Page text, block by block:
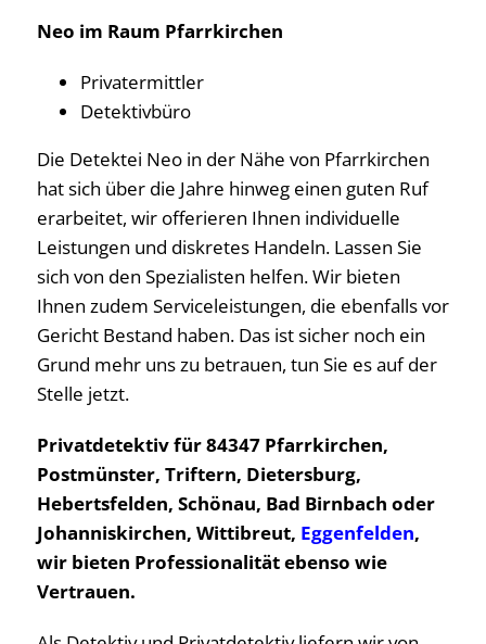
Neo im Raum Pfarrkirchen
Privatermittler
Detektivbüro
Die Detektei Neo in der Nähe von Pfarrkirchen
hat sich über die Jahre hinweg einen guten Ruf
erarbeitet, wir offerieren Ihnen individuelle
Leistungen und diskretes Handeln. Lassen Sie
sich von den Spezialisten helfen. Wir bieten
Ihnen zudem Serviceleistungen, die ebenfalls vor
Gericht Bestand haben. Das ist sicher noch ein
Grund mehr uns zu betrauen, tun Sie es auf der
Stelle jetzt.
Privatdetektiv für 84347 Pfarrkirchen,
Postmünster, Triftern, Dietersburg,
Hebertsfelden, Schönau, Bad Birnbach oder
Johanniskirchen, Wittibreut, Eggenfelden,
wir bieten Professionalität ebenso wie
Vertrauen.